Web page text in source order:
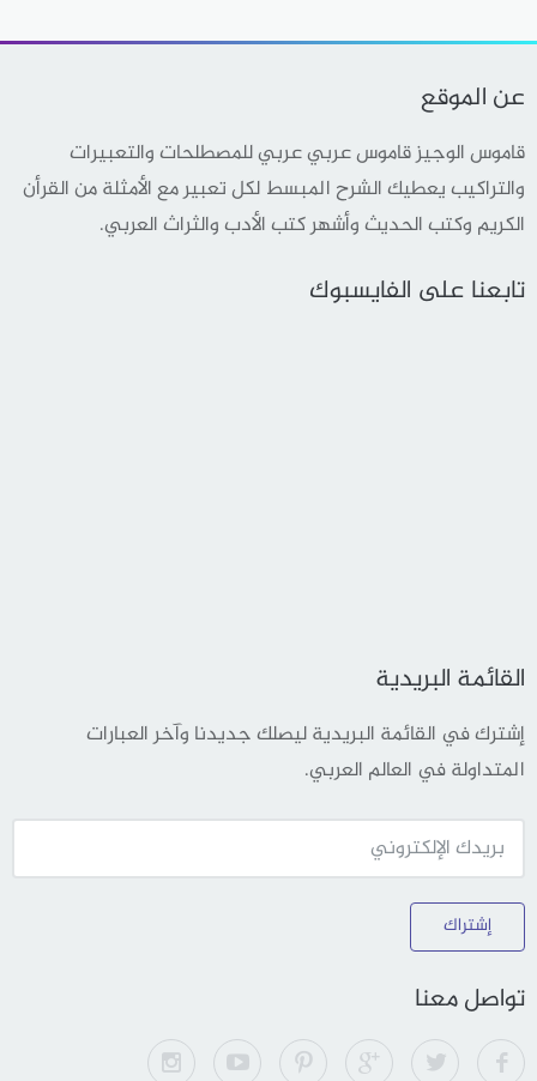
عن الموقع
قاموس الوجيز قاموس عربي عربي للمصطلحات والتعبيرات
والتراكيب يعطيك الشرح المبسط لكل تعبير مع الأمثلة من القرأن
الكريم وكتب الحديث وأشهر كتب الأدب والثراث العربي.
تابعنا على الفايسبوك
القائمة البريدية
إشترك في القائمة البريدية ليصلك جديدنا وآخر العبارات
المتداولة في العالم العربي.
إشتراك
تواصل معنا